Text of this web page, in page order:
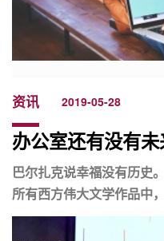
资讯 2019-05-28
办公室还有没有未
巴尔扎克说幸福没有历史
所有西方伟大文学作品中